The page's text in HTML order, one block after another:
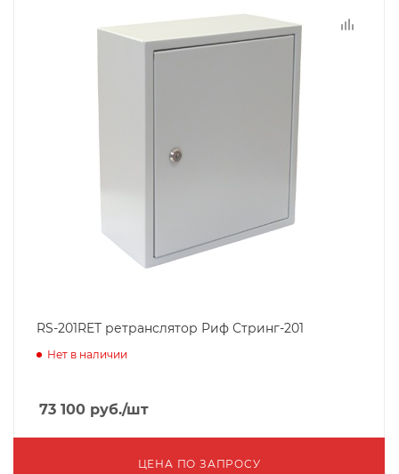
RS-201RET ретранслятор Риф Стринг-201
Нет в наличии
73 100 руб./шт
ЦЕНА ПО ЗАПРОСУ